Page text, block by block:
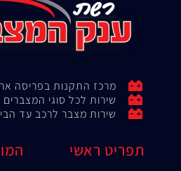
מרכז התקנות בפריסה
שירות לכל סוגי המצברים
שירות מצבר לרכב עד
תפריט ראשי